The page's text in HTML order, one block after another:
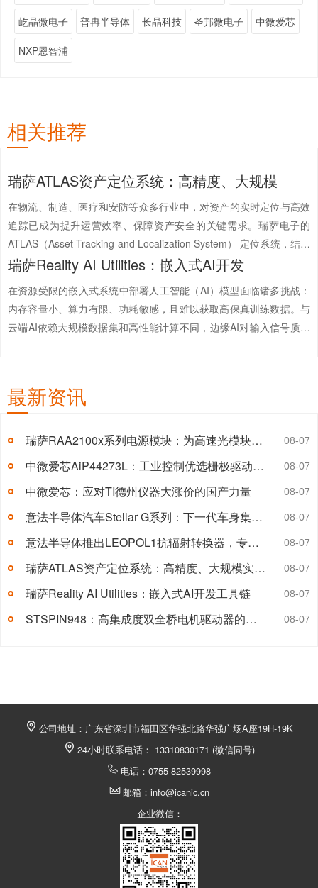
屹晶微电子 普冉半导体 长晶科技 圣邦微电子 中微爱芯
NXP恩智浦
相关推荐
瑞萨ATLAS资产定位系统：高精度、大规模
在物流、制造、医疗和安防等众多行业中，对资产的实时定位与高效
追踪已成为提升运营效率、保障资产安全的关键需求。瑞萨电子的
ATLAS（Asset Tracking and Localization System） 定位系统，结合
合作伙伴IOSEA的技术，提供了一套高性能、可扩展的资产跟踪解决
瑞萨Reality AI Utilities：嵌入式AI开发
在资源受限的嵌入式系统中部署人工智能（AI）模型面临诸多挑战：
内存容量小、算力有限、功耗敏感，且难以获取高保真训练数据。与
云端AI依赖大规模数据集和高性能计算不同，边缘AI对输入信号质量
最新资讯
瑞萨RAA2100x系列电源模块：为高速光模块与空间受限应用赋能 08-07
中微爱芯AiP44273L：工业控制优选栅极驱动方案 08-07
中微爱芯：应对TI德州仪器大涨价的国产力量 08-07
意法半导体汽车Stellar G系列：下一代车身集成与域导向架构的解决方案 08-07
意法半导体推出LEOPOL1抗辐射转换器，专为低轨卫星设计 08-07
瑞萨ATLAS资产定位系统：高精度、大规模实时追踪解决方案 08-07
瑞萨Reality AI Utilities：嵌入式AI开发工具链 08-07
STSPIN948：高集成度双全桥电机驱动器的技术解析 08-07
公司地址：广东省深圳市福田区华强北路华强广场A座19H-19K
24小时联系电话： 13310830171 (微信同号)
电话：0755-82539998
邮箱：info@icanic.cn
企业微信：